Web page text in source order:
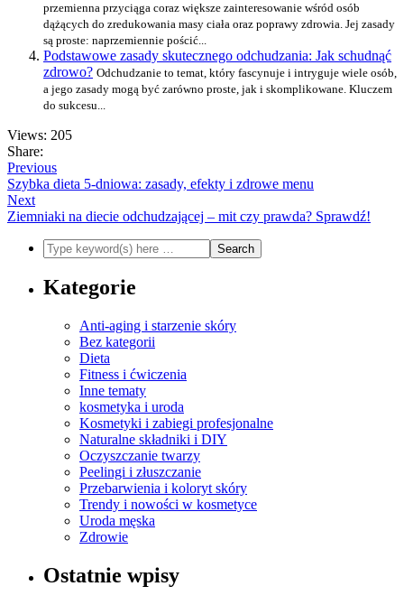
przemienna przyciąga coraz większe zainteresowanie wśród osób
dążących do zredukowania masy ciała oraz poprawy zdrowia. Jej zasady
są proste: naprzemiennie pościć...
Podstawowe zasady skutecznego odchudzania: Jak schudnąć
zdrowo? Odchudzanie to temat, który fascynuje i intryguje wiele osób,
a jego zasady mogą być zarówno proste, jak i skomplikowane. Kluczem
do sukcesu...
Views: 205
Share:
Previous
Szybka dieta 5-dniowa: zasady, efekty i zdrowe menu
Next
Ziemniaki na diecie odchudzającej – mit czy prawda? Sprawdź!
Kategorie
Anti-aging i starzenie skóry
Bez kategorii
Dieta
Fitness i ćwiczenia
Inne tematy
kosmetyka i uroda
Kosmetyki i zabiegi profesjonalne
Naturalne składniki i DIY
Oczyszczanie twarzy
Peelingi i złuszczanie
Przebarwienia i koloryt skóry
Trendy i nowości w kosmetyce
Uroda męska
Zdrowie
Ostatnie wpisy